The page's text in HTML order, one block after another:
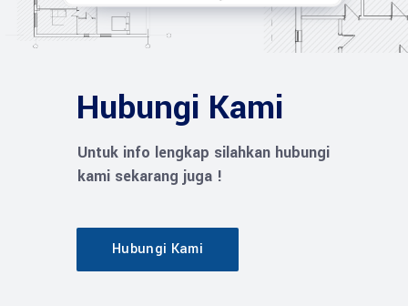
Hubungi Kami
Untuk info lengkap silahkan hubungi
kami sekarang juga !
Hubungi Kami